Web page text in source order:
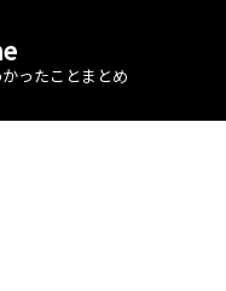
ったことまとめ